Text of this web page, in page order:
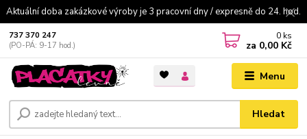
Aktuální doba zakázkové výroby je 3 pracovní dny / expresně do 24. hod.
Menu
Hledat
737 370 247
(PO-PÁ: 9-17 hod.)
0 ks
za 0,00 Kč